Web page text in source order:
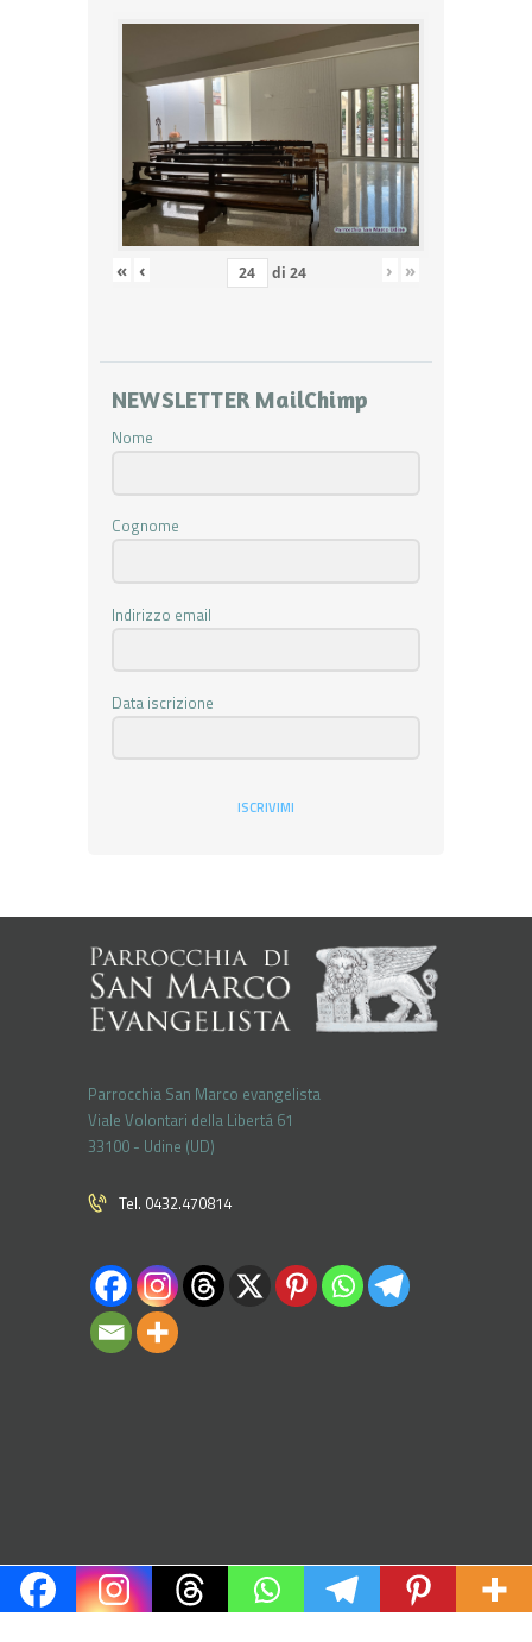
« ‹ di 24 › »
NEWSLETTER MailChimp
Nome
Cognome
Indirizzo email
Data iscrizione
ISCRIVIMI
Parrocchia San Marco evangelista
Viale Volontari della Libertá 61
33100 - Udine (UD)
Tel. 0432.470814